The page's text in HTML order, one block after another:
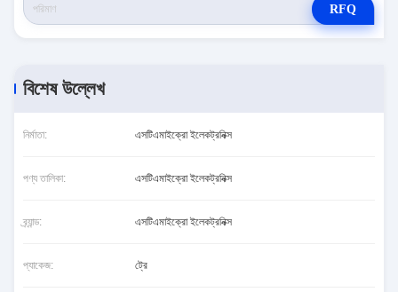
RFQ
বিশেষ উল্লেখ
নির্মাতা: এসটিএমাইক্রো ইলেকট্রনিক্স
পণ্য তালিকা: এসটিএমাইক্রো ইলেকট্রনিক্স
ব্র্যান্ড: এসটিএমাইক্রো ইলেকট্রনিক্স
প্যাকেজ: ট্রে